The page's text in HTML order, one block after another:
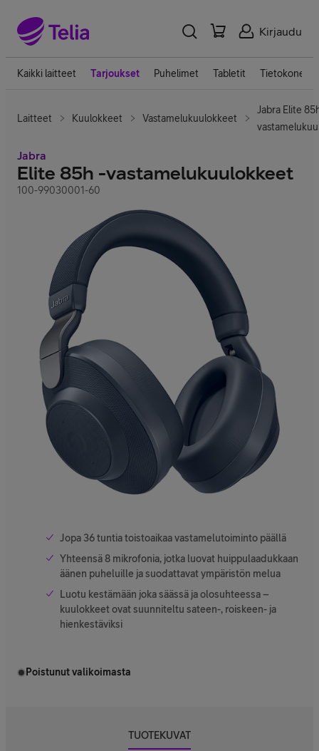
Kirjaudu
Kaikki laitteet Tarjoukset Puhelimet Tabletit Tietokoneet
Laitteet Kuulokkeet Vastamelukuulokkeet
Jabra Elite
Jabra
Elite 85h -vastamelukuulokkeet
100-99030001-60
Jopa 36 tuntia toistoaikaa vastamelutoiminto päällä
Yhteensä 8 mikrofonia, jotka luovat huippulaadukkaan
äänen puheluille ja suodattavat ympäristön melua
Luotu kestämään joka säässä ja olosuhteessa –
kuulokkeet ovat suunniteltu sateen-, roiskeen- ja
hienkestäviksi
Poistunut valikoimasta
TUOTEKUVAT